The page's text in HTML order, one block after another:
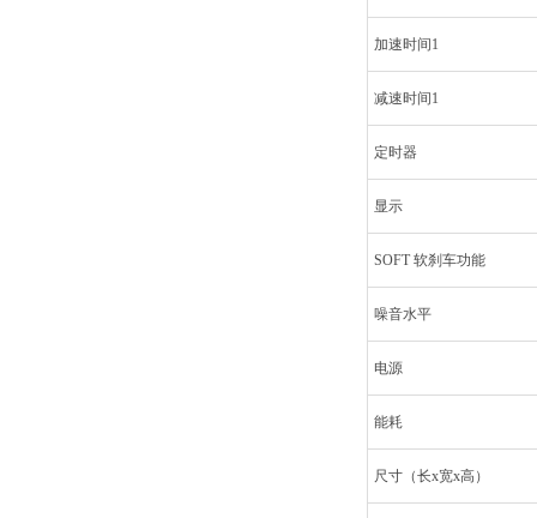
加速时间1
减速时间1
定时器
显示
SOFT 软刹车功能
噪音水平
电源
能耗
尺寸（长x宽x高）